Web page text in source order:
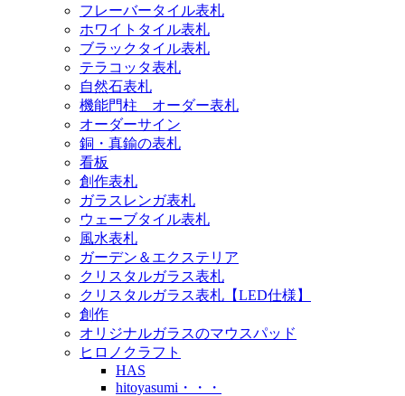
フレーバータイル表札
ホワイトタイル表札
ブラックタイル表札
テラコッタ表札
自然石表札
機能門柱 オーダー表札
オーダーサイン
銅・真鍮の表札
看板
創作表札
ガラスレンガ表札
ウェーブタイル表札
風水表札
ガーデン＆エクステリア
クリスタルガラス表札
クリスタルガラス表札【LED仕様】
創作
オリジナルガラスのマウスパッド
ヒロノクラフト
HAS
hitoyasumi・・・